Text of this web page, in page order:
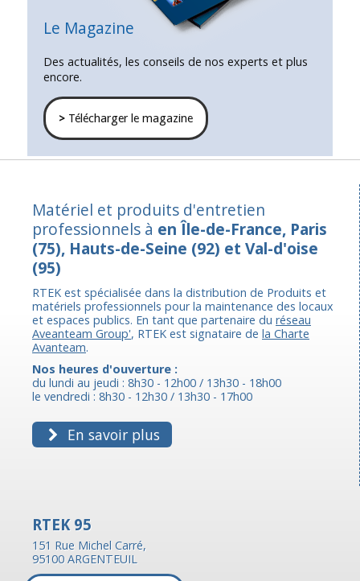
Le Magazine
Des actualités, les conseils de nos experts et plus
encore.
>Télécharger le magazine
Matériel et produits d'entretien
professionnels à en Île-de-France, Paris
(75), Hauts-de-Seine (92) et Val-d'oise
(95)
RTEK est spécialisée dans la distribution de Produits et
matériels professionnels pour la maintenance des locaux
et espaces publics. En tant que partenaire du réseau
Aveanteam Group', RTEK est signataire de la Charte
Avanteam.
Nos heures d'ouverture :
du lundi au jeudi : 8h30 - 12h00 / 13h30 - 18h00
le vendredi : 8h30 - 12h30 / 13h30 - 17h00
En savoir plus
RTEK 95
151 Rue Michel Carré,
95100 ARGENTEUIL